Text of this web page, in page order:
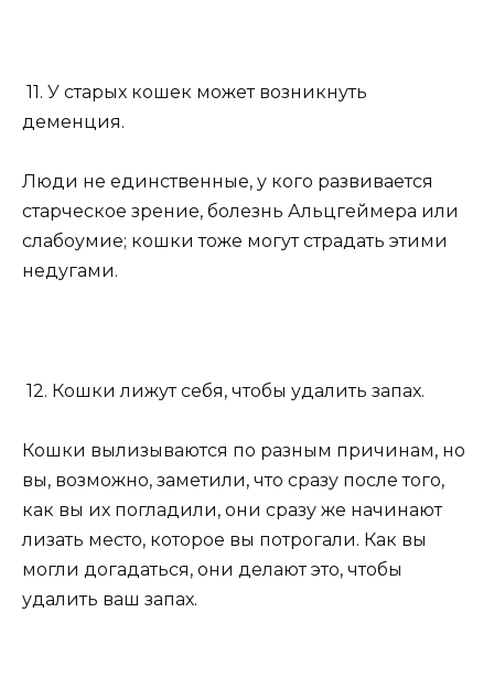
11. У старых кошек может возникнуть
деменция.
Люди не единственные, у кого развивается
старческое зрение, болезнь Альцгеймера или
слабоумие; кошки тоже могут страдать этими
недугами.
12. Кошки лижут себя, чтобы удалить запах.
Кошки вылизываются по разным причинам, но
вы, возможно, заметили, что сразу после того,
как вы их погладили, они сразу же начинают
лизать место, которое вы потрогали. Как вы
могли догадаться, они делают это, чтобы
удалить ваш запах.